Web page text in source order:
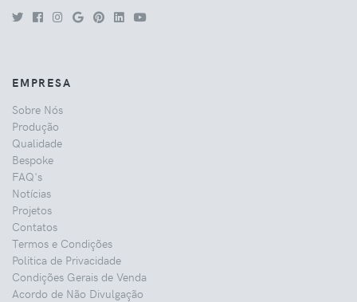
EMPRESA
Sobre Nós
Produção
Qualidade
Bespoke
FAQ's
Notícias
Projetos
Contatos
Termos e Condições
Politica de Privacidade
Condições Gerais de Venda
Acordo de Não Divulgação